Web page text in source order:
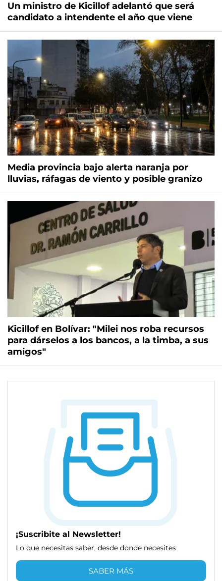
Un ministro de Kicillof adelantó que será
candidato a intendente el año que viene
Media provincia bajo alerta naranja por
lluvias, ráfagas de viento y posible granizo
Kicillof en Bolívar: "Milei nos roba recursos
para dárselos a los bancos, a la timba, a sus
amigos"
¡Suscribite al Newsletter!
Lo que necesitas saber, desde donde necesites
SABER MÁS